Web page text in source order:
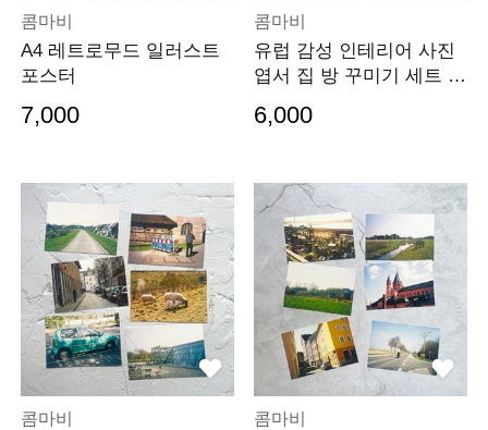
콤마비
A4 레트로무드 일러스트
포스터
7,000
콤마비
유럽 감성 인테리어 사진
엽서 집 방 꾸미기 세트 0
6,000
콤마비 콤마비